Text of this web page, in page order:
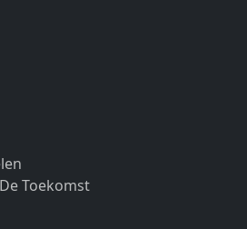
Toekomst